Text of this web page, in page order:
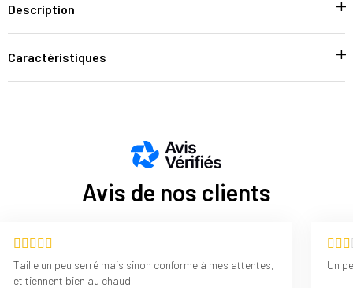
Description
Caractéristiques
Avis de nos clients
Taille un peu serré mais sinon conforme à mes attentes,
et tiennent bien au chaud
Un